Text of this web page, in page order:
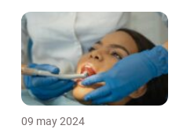
09 may 2024